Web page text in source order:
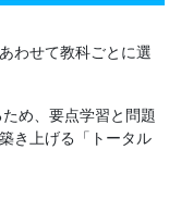
わせて教科ごとに選
め、要点学習と問題
き上げる「トータル